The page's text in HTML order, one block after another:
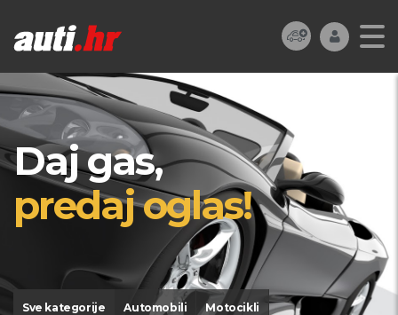
Daj gas,
predaj oglas!
Sve kategorije Automobili Motocikli